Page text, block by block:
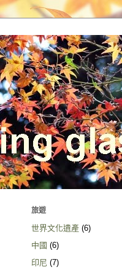
旅遊
世界文化遺產 (6)
中國 (6)
印尼 (7)